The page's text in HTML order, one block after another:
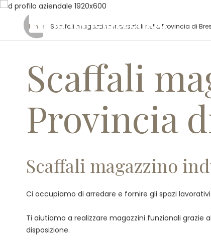
Home / Scaffali magazzino industriali nella Provincia di
Scaffali
Provincia
Scaffali magazzino
Ci occupiamo di arredare e fornire gli spazi
Ti aiutiamo a realizzare magazzini funzionali grazie
disposizione.